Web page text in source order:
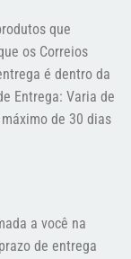
que
os Correios
é dentro da
Entrega: Varia de
de 30 dias
a você na
de entrega